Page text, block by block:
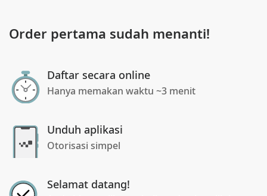
Order pertama sudah menanti!
Daftar secara online
Hanya memakan waktu ~3 menit
Unduh aplikasi
Otorisasi simpel
Selamat datang!